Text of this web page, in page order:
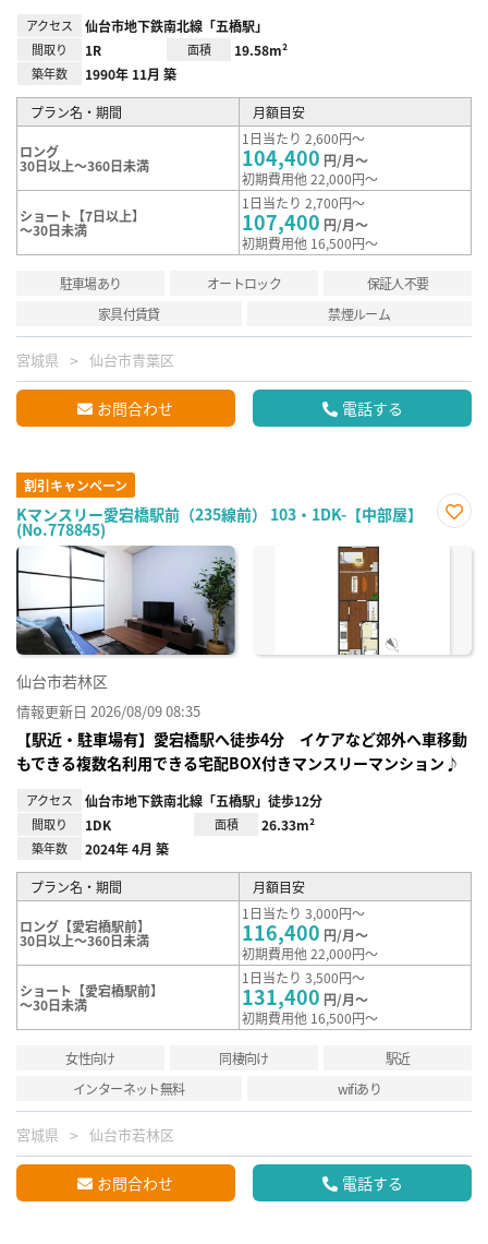
アクセス 仙台市地下鉄南北線「五橋駅」
間取り 1R 面積 19.58m²
築年数 1990年 11月 築
プラン名・期間 月額目安
ロング
30日以上～360日未満
1日当たり 2,600円～
104,400 円/月～
初期費用他 22,000円～
ショート【7日以上】
～30日未満
1日当たり 2,700円～
107,400 円/月～
初期費用他 16,500円～
駐車場あり オートロック
保証人不要
家具付賃貸
禁煙ルーム
宮城県 仙台市青葉区
お問合わせ 電話する
割引キャンペーン
Kマンスリー愛宕橋駅前（235線前） 103・1DK-【中部屋】
(No.778845)
に入
仙台市若林区
情報更新日 2026/08/09 08:35
【駅近・駐車場有】愛宕橋駅へ徒歩4分 イケアなど郊外へ車移動
もできる複数名利用できる宅配BOX付きマンスリーマンション♪
アクセス 仙台市地下鉄南北線「五橋駅」徒歩12分
間取り 1DK 面積 26.33m²
築年数 2024年 4月 築
プラン名・期間 月額目安
ロング【愛宕橋駅前】
30日以上～360日未満
1日当たり 3,000円～
116,400 円/月～
初期費用他 22,000円～
ショート【愛宕橋駅前】
～30日未満
1日当たり 3,500円～
131,400 円/月～
初期費用他 16,500円～
女性向け 同棲向け
駅近
インターネット無料
wifiあり
宮城県 仙台市若林区
お問合わせ 電話する